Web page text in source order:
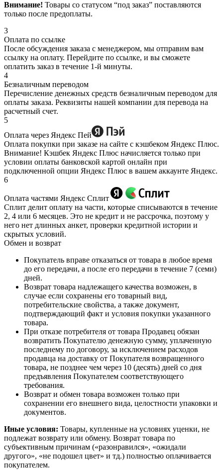
Внимание! Товары со статусом “под заказ” поставляются
только после предоплаты.
3
Оплата по ссылке
После обсуждения заказа с менеджером, мы отправим вам
ссылку на оплату. Перейдите по ссылке, и вы сможете
оплатить заказ в течение 1-й минуты.
4
Безналичным переводом
Перечисление денежных средств безналичным переводом для
оплаты заказа. Реквизиты нашей компании для перевода на
расчетный счет.
5
Оплата через Яндекс Пей
Оплата покупки при заказе на сайте с кэшбеком Яндекс Плюс.
Внимание! Кэшбек Яндекс Плюс начисляется только при
условии оплаты банковской картой онлайн при
подключенной опции Яндекс Плюс в вашем аккаунте Яндекс.
6
Оплата частями Яндекс Сплит
Сплит делит оплату на части, которые списываются в течение
2, 4 или 6 месяцев. Это не кредит и не рассрочка, поэтому у
него нет длинных анкет, проверки кредитной истории и
скрытых условий.
Обмен и возврат
Покупатель вправе отказаться от товара в любое время
до его передачи, а после его передачи в течение 7 (семи)
дней.
Возврат товара надлежащего качества возможен, в
случае если сохранены его товарный вид,
потребительские свойства, а также документ,
подтверждающий факт и условия покупки указанного
товара.
При отказе потребителя от товара Продавец обязан
возвратить Покупателю денежную сумму, уплаченную
последнему по договору, за исключением расходов
продавца на доставку от Покупателя возвращенного
товара, не позднее чем через 10 (десять) дней со дня
предъявления Покупателем соответствующего
требования.
Возврат и обмен товара возможен только при
сохранении его внешнего вида, целостности упаковки и
документов.
Иные условия: Товары, купленные на условиях уценки, не
подлежат возврату или обмену. Возврат товара по
субъективным причинам («разонравился», «ожидали
другого», «не подошел цвет» и тд.) полностью оплачивается
покупателем.